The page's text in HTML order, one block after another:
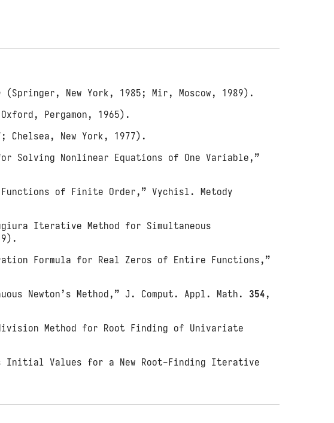
(Springer, New York, 1985; Mir, Moscow, 1989).
Pergamon, 1965).
Chelsea, New York, 1977).
Solving Nonlinear Equations of One Variable,”
of Finite Order,” Vychisl. Metody
Iterative Method for Simultaneous
Formula for Real Zeros of Entire Functions,”
Newton’s Method,” J. Comput. Appl. Math. 354,
Method for Root Finding of Univariate
Initial Values for a New Root-Finding Iterative